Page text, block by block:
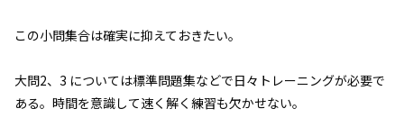
この小問集合は確実に抑えておきたい。
大問2、3 については標準問題集などで日々トレーニングが必要で
ある。時間を意識して速く解く練習も欠かせない。